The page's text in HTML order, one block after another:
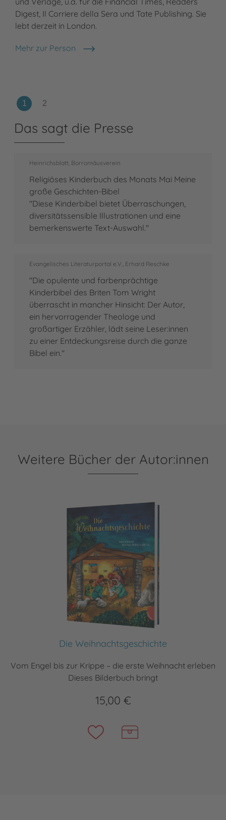
Digest, Il Corriere della Sera und Tate Publishing. Sie
lebt derzeit in London.
Mehr zur Person
Helena Perez Garcia
Das sagt die Presse
Heinrichsblatt, Borromäusverein
Religiöses Kinderbuch des Monats Mai Meine
große Geschichten-Bibel
"Diese Kinderbibel bietet Überraschungen,
diversitätssensible Illustrationen und eine
bemerkenswerte Text-Auswahl."
Evangelisches Literaturportal e.V., Erhard Reschke
"Die opulente und farbenprächtige
Kinderbibel des Briten Tom Wright
überrascht in mancher Hinsicht: Der Autor,
ein hervorragender Theologe und
großartiger Erzähler, lädt seine Leser:innen
zu einer Entdeckungsreise durch die ganze
Bibel ein."
Weitere Bücher der Autor:innen
Die Weihnachtsgeschichte
Vom Engel bis zur Krippe – die erste Weihnacht erleben
Dieses Bilderbuch bringt
15,00 €